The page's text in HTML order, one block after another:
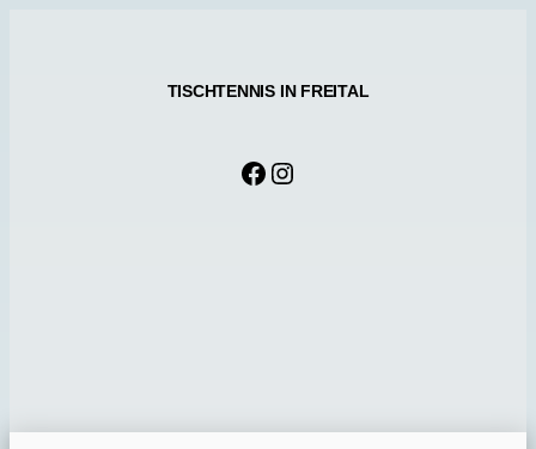
TISCHTENNIS IN FREITAL
Facebook
Instagram